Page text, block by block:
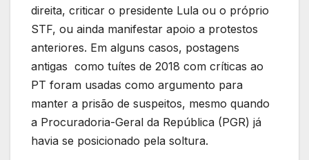
direita, criticar o presidente Lula ou o próprio
STF, ou ainda manifestar apoio a protestos
anteriores. Em alguns casos, postagens
antigas como tuítes de 2018 com críticas ao
PT foram usadas como argumento para
manter a prisão de suspeitos, mesmo quando
a Procuradoria-Geral da República (PGR) já
havia se posicionado pela soltura.